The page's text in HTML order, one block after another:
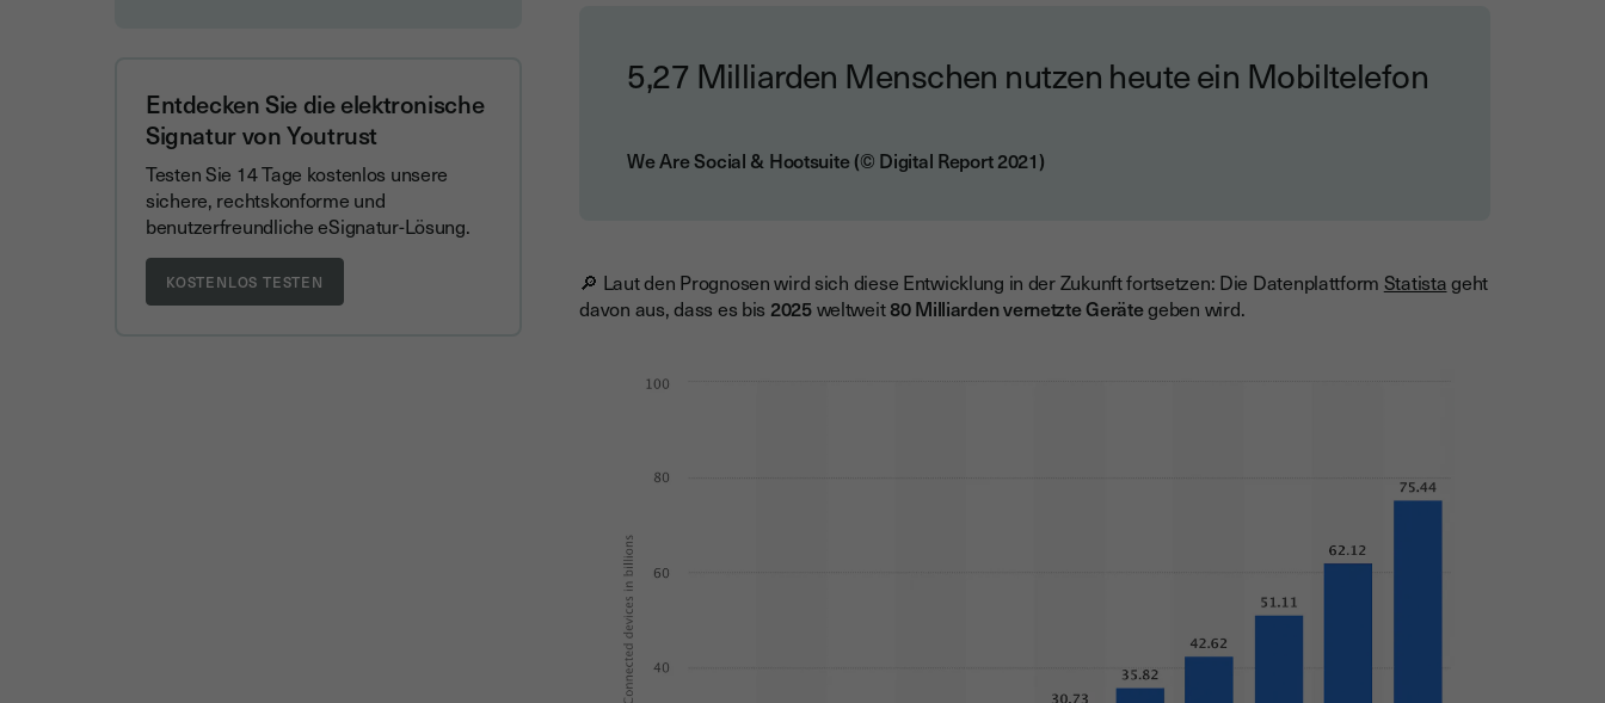
Entdecken Sie die elektronische
Signatur von Youtrust
Testen Sie 14 Tage kostenlos unsere
sichere, rechtskonforme und
benutzerfreundliche eSignatur-Lösung.
5,27 Milliarden Menschen nutzen heute ein Mobiltelefon
We Are Social & Hootsuite (© Digital Report 2021)
🔎 Laut den Prognosen wird sich diese Entwicklung in der Zukunft fortsetzen: Die Datenplattform Statistageht
davon aus, dass es bis 2025weltweit80 Milliarden vernetzte Gerätegeben wird.